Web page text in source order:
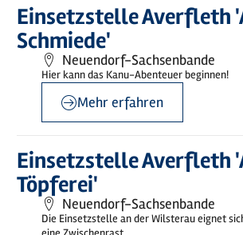
Einsetzstelle Averfleth
Schmiede'
Neuendorf-Sachsenbande
Hier kann das Kanu-Abenteuer beginnen!
Mehr
erfahren
Mehr erfahren
Einsetzstelle Averfleth
Töpferei'
Neuendorf-Sachsenbande
Die Einsetzstelle an der Wilsterau eignet
Mehr
erfahren